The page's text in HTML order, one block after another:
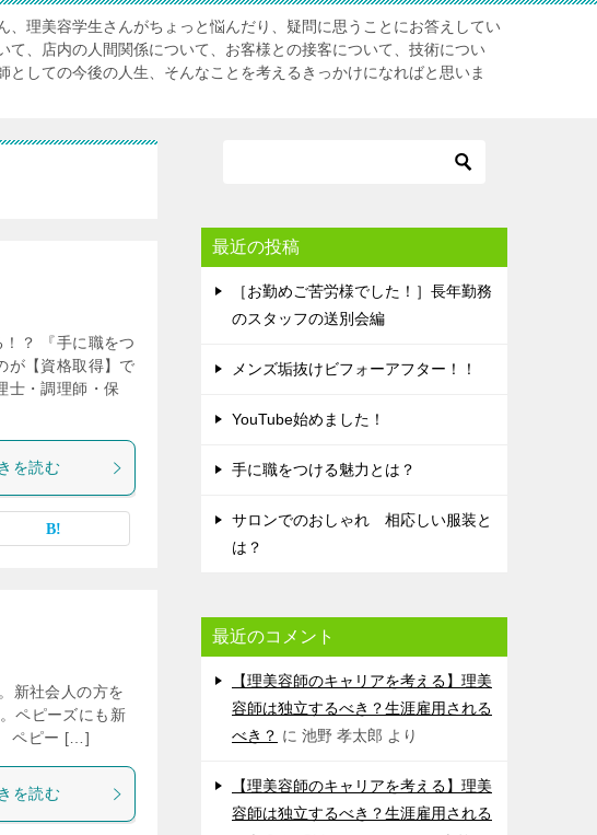
、理美容学生さんがちょっと悩んだり、疑問に思うことにお答えしてい
て、店内の人間関係について、お客様との接客について、技術につい
としての今後の人生、そんなことを考えるきっかけになればと思いま
？ 『手に職をつ
が【資格取得】で
士・調理師・保
を読む
新社会人の方を
ペピーズにも新
ペピー […]
を読む
最近の投稿
［お勤めご苦労様でした！］長年勤務
のスタッフの送別会編
メンズ垢抜けビフォーアフター！！
YouTube始めました！
手に職をつける魅力とは？
サロンでのおしゃれ 相応しい服装と
は？
最近のコメント
【理美容師のキャリアを考える】理美
容師は独立するべき？生涯雇用される
べき？ に 池野 孝太郎 より
【理美容師のキャリアを考える】理美
容師は独立するべき？生涯雇用される